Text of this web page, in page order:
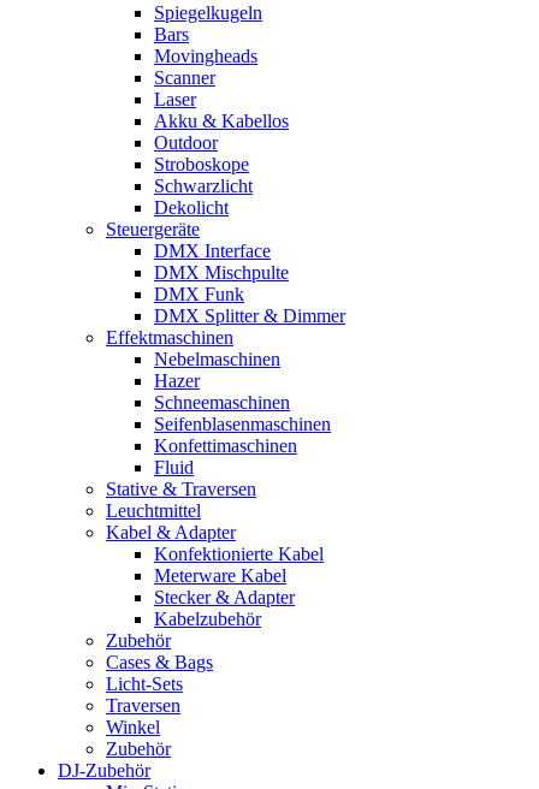
Spiegelkugeln
Bars
Movingheads
Scanner
Laser
Akku & Kabellos
Outdoor
Stroboskope
Schwarzlicht
Dekolicht
Steuergeräte
DMX Interface
DMX Mischpulte
DMX Funk
DMX Splitter & Dimmer
Effektmaschinen
Nebelmaschinen
Hazer
Schneemaschinen
Seifenblasenmaschinen
Konfettimaschinen
Fluid
Stative & Traversen
Leuchtmittel
Kabel & Adapter
Konfektionierte Kabel
Meterware Kabel
Stecker & Adapter
Kabelzubehör
Zubehör
Cases & Bags
Licht-Sets
Traversen
Winkel
Zubehör
DJ-Zubehör